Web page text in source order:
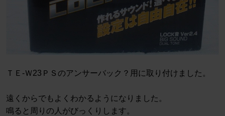
ＴＥ-Ｗ23ＰＳのアンサーバック？用に取り付けました。
遠くからでもよくわかるようになりました。
鳴ると周りの人がびっくりします。